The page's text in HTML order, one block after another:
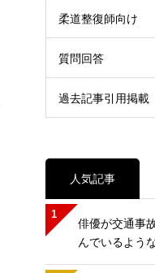
柔道整復師向け
質問回答
過去記事引用掲載
人気記事
1
俳優が交通事
んでいるよう